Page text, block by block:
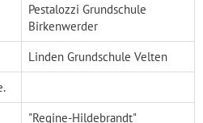
Pestalozzi Grundschule
Birkenwerder
Linden Grundschule Velten
"Regine-Hildebrandt"